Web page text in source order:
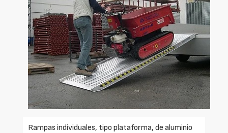
Rampas individuales, tipo plataforma, de aluminio